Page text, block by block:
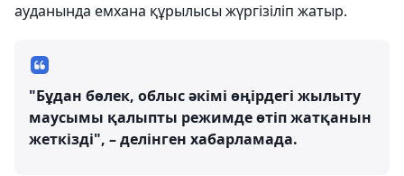
ауданында емхана құрылысы жүргізіліп жатыр.
"Бұдан бөлек, облыс әкімі өңірдегі жылыту
маусымы қалыпты режимде өтіп жатқанын
жеткізді", – делінген хабарламада.